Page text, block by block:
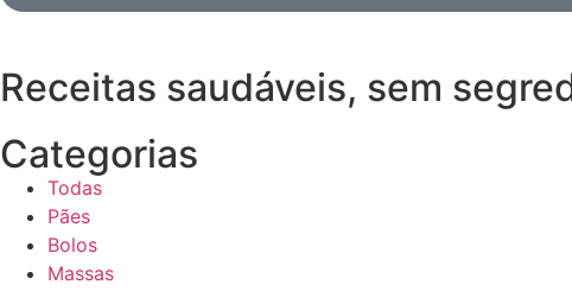
Receitas saudáveis, sem
Categorias
Todas
Pães
Bolos
Massas